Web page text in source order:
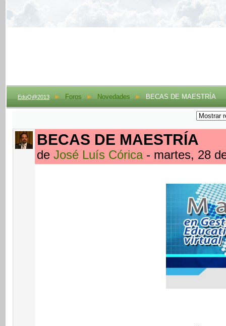
EduQ@2013 ► Foros ► Novedades ► BECAS DE MAESTRÍA
BECAS DE MAESTRÍA
deJosé Luís Córica- martes, 28